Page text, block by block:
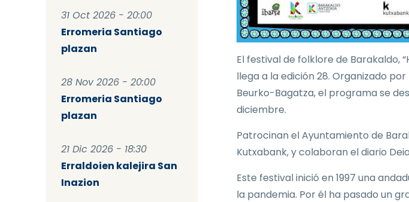
31 Oct 2026 - 20:00
Erromeria Santiago
plazan
28 Nov 2026 - 20:00
Erromeria Santiago
plazan
21 Dic 2026 - 18:30
Erraldoien kalejira San
Inazion
El festival de folklore de Barakaldo,
llega a la edición 28. Organizado
Beurko-Bagatza, el programa se
diciembre.
Patrocinan el Ayuntamiento de
Kutxabank, y colaboran el diario
Este festival inició en 1997 una
la pandemia. Por él ha pasado un